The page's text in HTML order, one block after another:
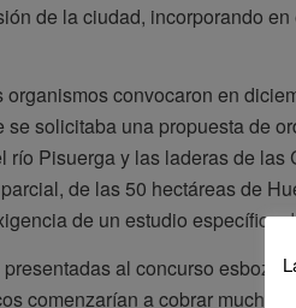
de la ciudad, incorporando
organismos convocaron en
se solicitaba una propuesta de
río Pisuerga y las laderas de
de las 50 hectáreas de
de un estudio específico
al concurso
comenzarían a cobrar mucho